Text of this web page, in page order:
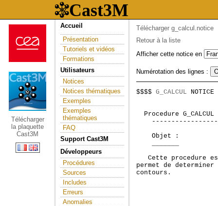
Télécharger
la plaquette
Cast3M
Accueil
Présentation
Tutoriels et vidéos
Formations
Utilisateurs
Notices
Notices thématiques
Exemples
Exemples
thématiques
FAQ
Support Cast3M
Développeurs
Procédures
Sources
Includes
Erreurs
Anomalies
Télécharger g_calcul.notice
Retour à la liste
Afficher cette notice en
Numérotation des lignes :
$$$$ G_CALCUL
Procedure
    Objet :
Cette procedure
permet de